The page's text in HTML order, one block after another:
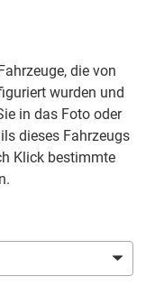
die von
wurden und
in das Foto oder
dieses Fahrzeugs
Klick bestimmte